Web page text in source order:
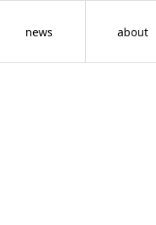
news about